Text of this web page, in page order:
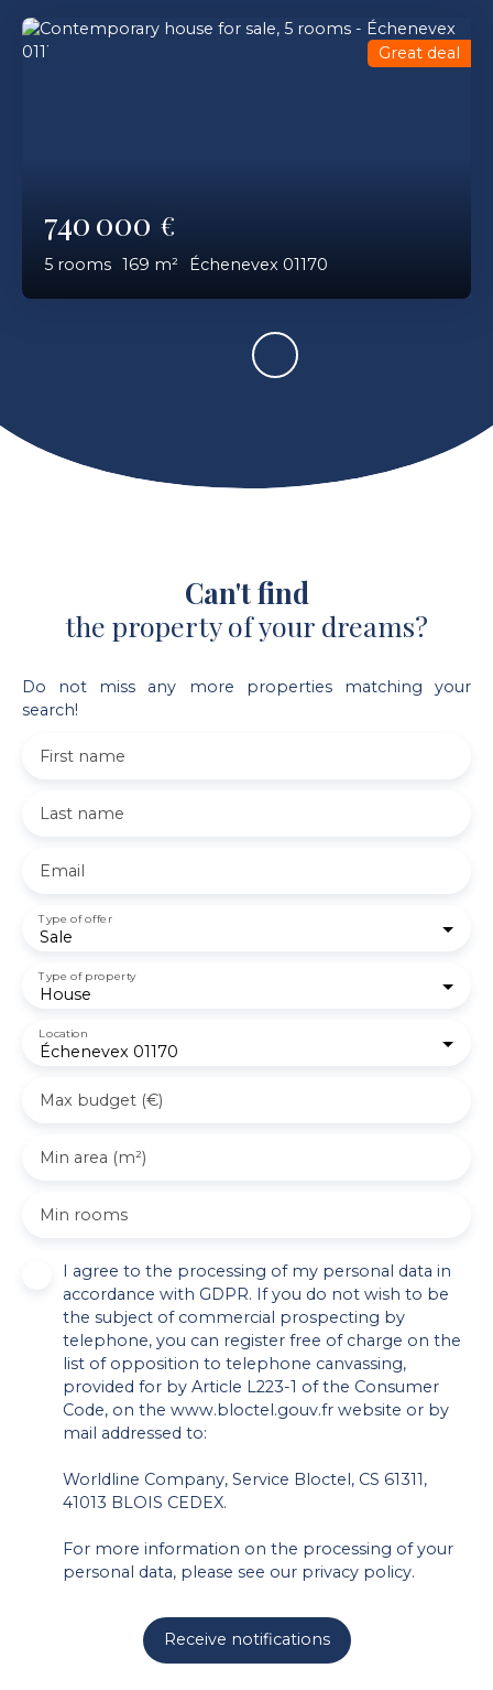
740 000 €
5 rooms 169 m² Échenevex 01170
Great deal
Can't find
the property of your dreams?
Do not miss any more properties matching your
search!
First name
Last name
Email
Sale
Type of offer
House
Type of property
Échenevex 01170
Location
Max budget (€)
Min area (m²)
Min rooms
I agree to the processing of my personal data in
accordance with GDPR. If you do not wish to be
the subject of commercial prospecting by
telephone, you can register free of charge on the
list of opposition to telephone canvassing,
provided for by Article L223-1 of the Consumer
Code, on the www.bloctel.gouv.fr website or by
mail addressed to:
Worldline Company, Service Bloctel, CS 61311,
41013 BLOIS CEDEX.
For more information on the processing of your
personal data, please see our privacy policy.
Receive notifications